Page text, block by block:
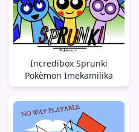
Incredibox Sprunki
Pokèmon Imekamilika